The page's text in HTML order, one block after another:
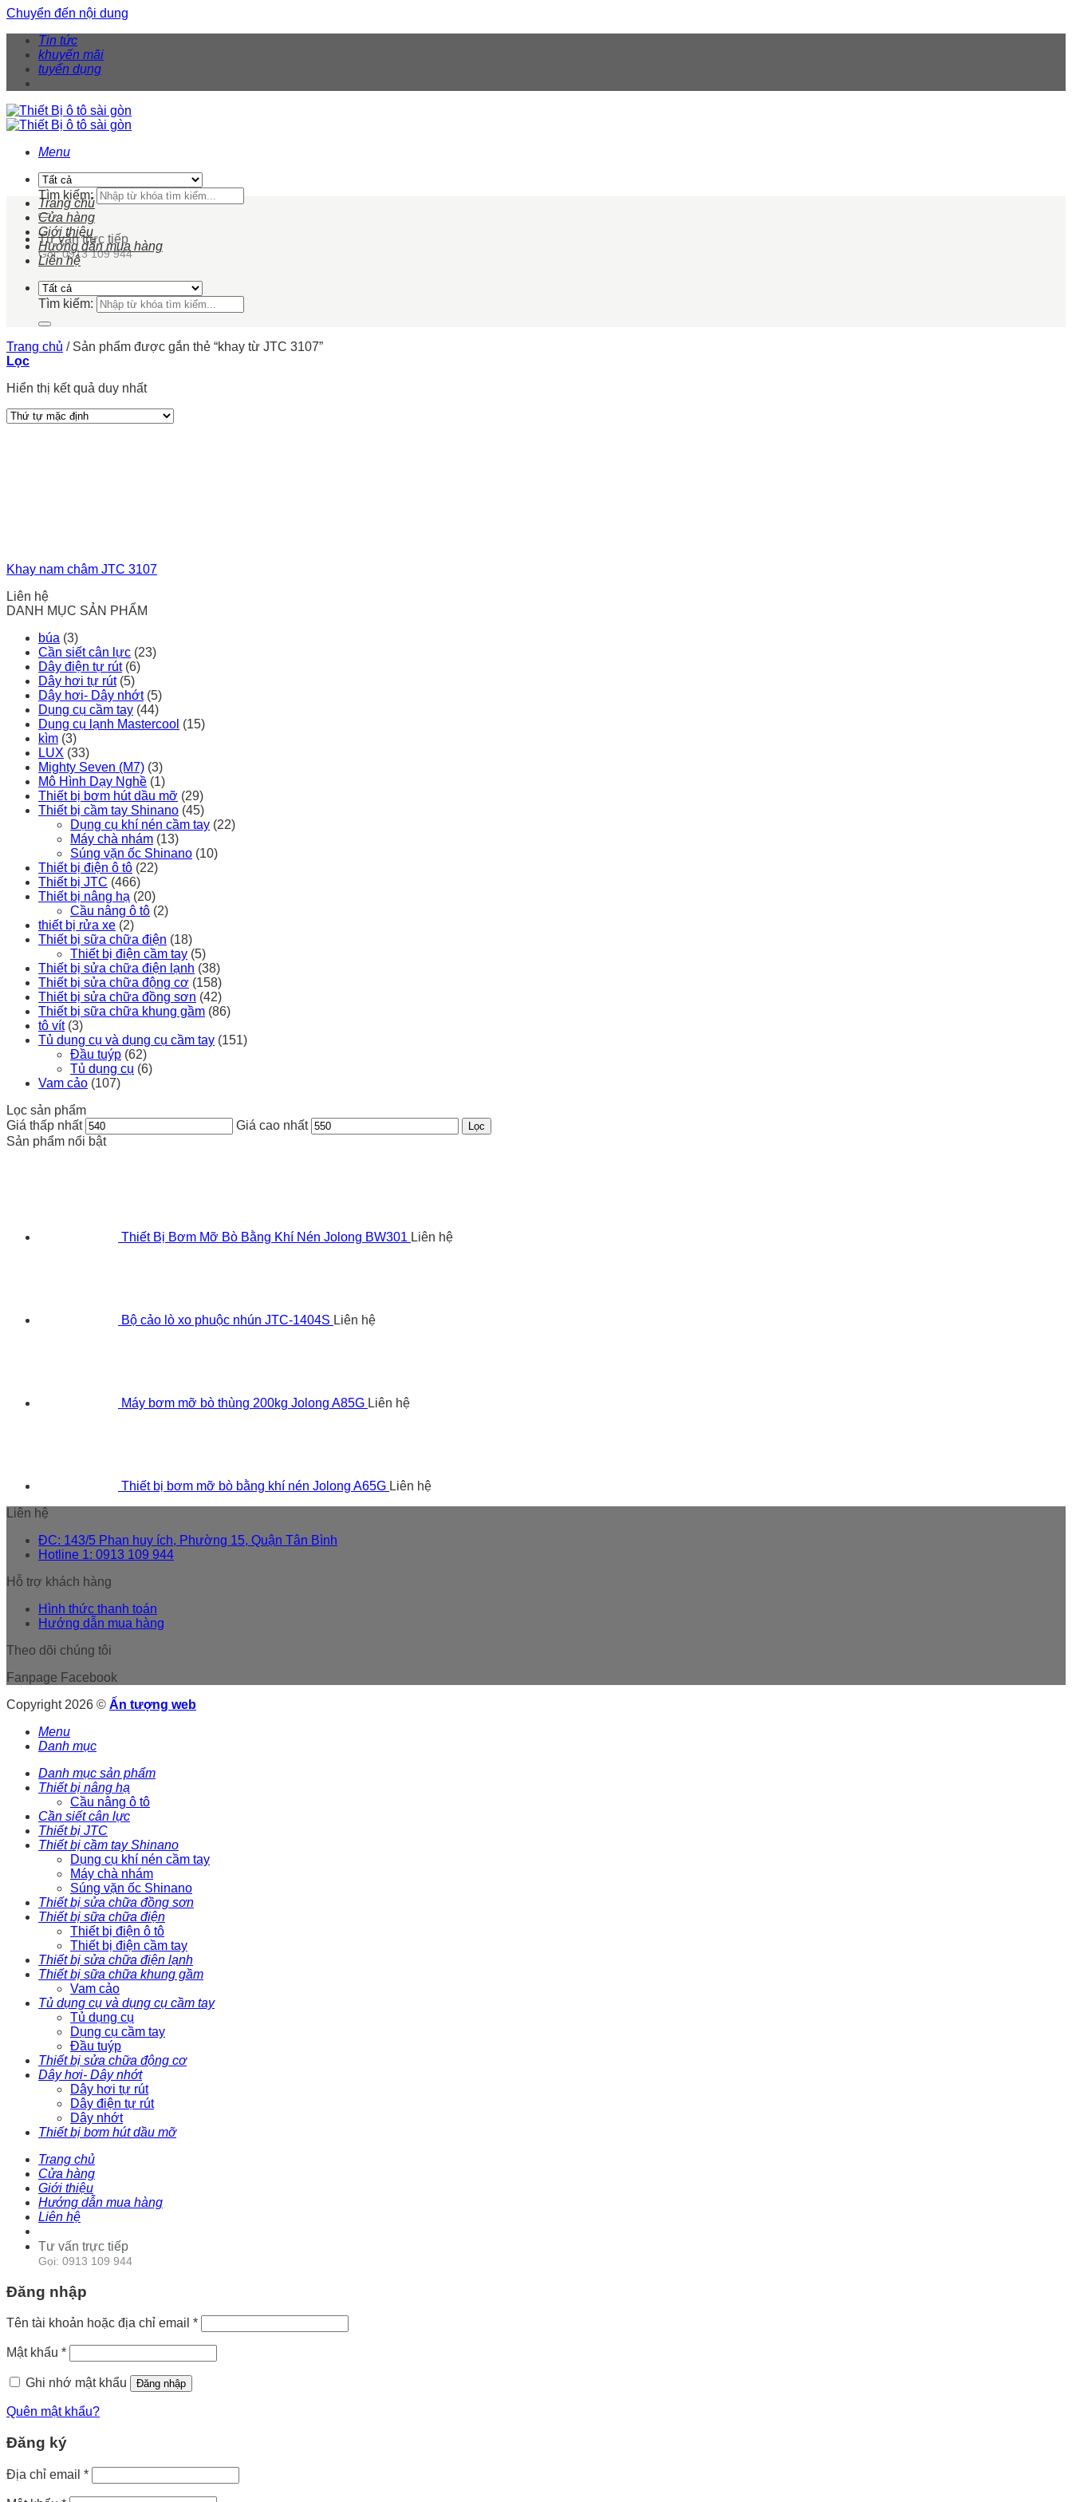
Chuyển đến nội dung
Tin tức
khuyến mãi
tuyển dụng
Menu
Tìm kiếm:
Tư vấn trực tiếp
Gọi: 0913 109 944
Trang chủ
Cửa hàng
Giới thiệu
Hướng dẫn mua hàng
Liên hệ
Tìm kiếm:
Trang chủ /Sản phẩm được gắn thẻ “khay từ JTC 3107”
Lọc
Hiển thị kết quả duy nhất
Khay nam châm JTC 3107
Liên hệ
DANH MỤC SẢN PHẨM
búa (3)
Cần siết cân lực (23)
Dây điện tự rút (6)
Dây hơi tự rút (5)
Dây hơi- Dây nhớt (5)
Dụng cụ cầm tay (44)
Dụng cụ lạnh Mastercool (15)
kìm (3)
LUX (33)
Mighty Seven (M7) (3)
Mô Hình Dạy Nghề (1)
Thiết bị bơm hút dầu mỡ (29)
Thiết bị cầm tay Shinano (45)
Dụng cụ khí nén cầm tay (22)
Máy chà nhám (13)
Súng vặn ốc Shinano (10)
Thiết bị điện ô tô (22)
Thiết bị JTC (466)
Thiết bị nâng hạ (20)
Cầu nâng ô tô (2)
thiết bị rửa xe (2)
Thiết bị sữa chữa điện (18)
Thiết bị điện cầm tay (5)
Thiết bị sửa chữa điện lạnh (38)
Thiết bị sửa chữa động cơ (158)
Thiết bị sửa chữa đồng sơn (42)
Thiết bị sữa chữa khung gầm (86)
tô vít (3)
Tủ dụng cụ và dụng cụ cầm tay (151)
Đầu tuýp (62)
Tủ dụng cụ (6)
Vam cảo (107)
Lọc sản phẩm
Giá thấp nhất
Giá cao nhất Lọc
Sản phẩm nổi bật
Thiết Bị Bơm Mỡ Bò Bằng Khí Nén Jolong BW301 Liên hệ
Bộ cảo lò xo phuộc nhún JTC-1404S Liên hệ
Máy bơm mỡ bò thùng 200kg Jolong A85G Liên hệ
Thiết bị bơm mỡ bò bằng khí nén Jolong A65G Liên hệ
Liên hệ
ĐC: 143/5 Phan huy ích, Phường 15, Quận Tân Bình
Hotline 1: 0913 109 944
Hỗ trợ khách hàng
Hình thức thanh toán
Hướng dẫn mua hàng
Theo dõi chúng tôi
Fanpage Facebook
Copyright 2026 © Ấn tượng web
Menu
Danh mục
Danh mục sản phẩm
Thiết bị nâng hạ
Cầu nâng ô tô
Cần siết cân lực
Thiết bị JTC
Thiết bị cầm tay Shinano
Dụng cụ khí nén cầm tay
Máy chà nhám
Súng vặn ốc Shinano
Thiết bị sửa chữa đồng sơn
Thiết bị sữa chữa điện
Thiết bị điện ô tô
Thiết bị điện cầm tay
Thiết bị sửa chữa điện lạnh
Thiết bị sữa chữa khung gầm
Vam cảo
Tủ dụng cụ và dụng cụ cầm tay
Tủ dụng cụ
Dụng cụ cầm tay
Đầu tuýp
Thiết bị sửa chữa động cơ
Dây hơi- Dây nhớt
Dây hơi tự rút
Dây điện tự rút
Dây nhớt
Thiết bị bơm hút dầu mỡ
Trang chủ
Cửa hàng
Giới thiệu
Hướng dẫn mua hàng
Liên hệ
Tư vấn trực tiếp
Gọi: 0913 109 944
Đăng nhập
Tên tài khoản hoặc địa chỉ email *
Mật khẩu *
Ghi nhớ mật khẩu Đăng nhập
Quên mật khẩu?
Đăng ký
Địa chỉ email *